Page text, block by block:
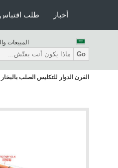
طلب اقتباس أخبار
المبيعات
Go
الفرن الدوار للتكليس الصلب بالبخار 400TPD